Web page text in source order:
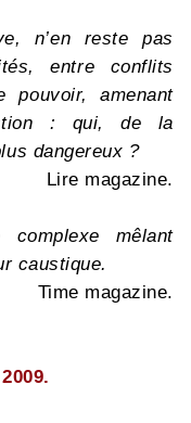
n’en reste pas
entre conflits
pouvoir, amenant
: qui, de la
dangereux ?
Lire magazine.
mêlant
caustique.
Time magazine.